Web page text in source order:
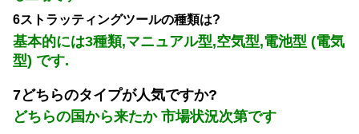
6ストラッティングツールの種類は?
基本的には3種類,マニュアル型,空気型,電池型 (電気
型) です.
7どちらのタイプが人気ですか?
どちらの国から来たか 市場状況次第です